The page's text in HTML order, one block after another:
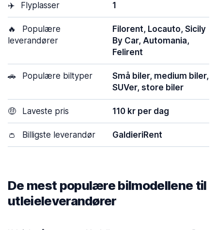
✈️ Flyplasser 1
🔥
Populære
leverandører
Filorent, Locauto, Sicily
By Car, Automania,
Felirent
🚗 Populære biltyper
Små biler, medium biler,
SUVer, store biler
🤑 Laveste pris 110 kr per dag
👛 Billigste leverandør GaldieriRent
De mest populære bilmodellene til
utleieleverandører